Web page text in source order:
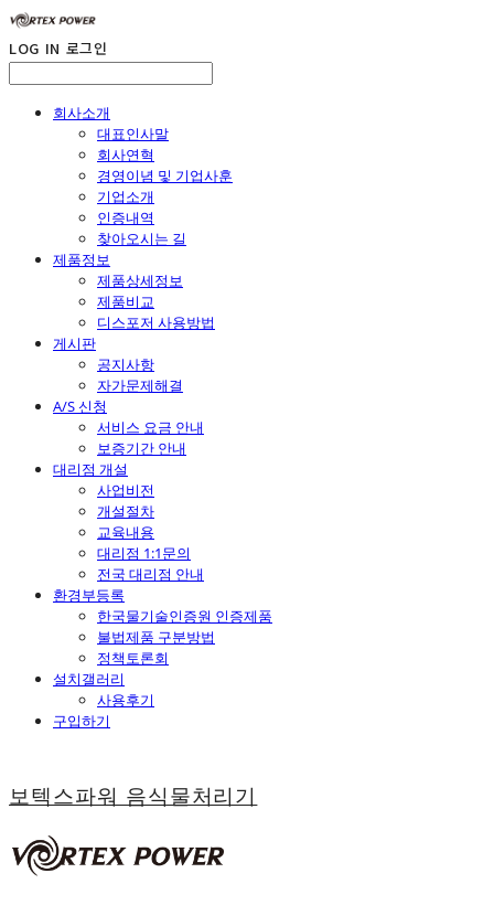
LOG IN 로그인
회사소개
대표인사말
회사연혁
경영이념 및 기업사훈
기업소개
인증내역
찾아오시는 길
제품정보
제품상세정보
제품비교
디스포저 사용방법
게시판
공지사항
자가문제해결
A/S 신청
서비스 요금 안내
보증기간 안내
대리점 개설
사업비전
개설절차
교육내용
대리점 1:1문의
전국 대리점 안내
환경부등록
한국물기술인증원 인증제품
불법제품 구분방법
정책토론회
설치갤러리
사용후기
구입하기
보텍스파워 음식물처리기